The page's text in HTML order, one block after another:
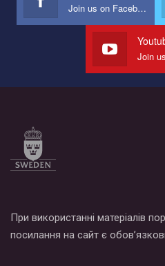
Мы просим вас поддержать
наш план по борьбе с насилием
СОГИ в Украине.
Все, что вам нужно сделать -
по этой ссылке и поставить
Join us on Facebook
Join
При використанні матеріалів
посилання на сайт є